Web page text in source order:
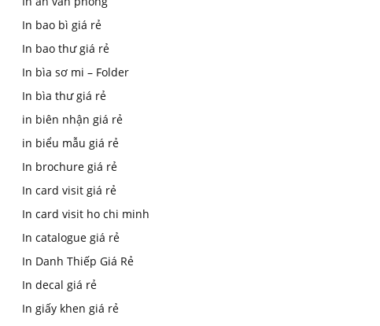
In bao bì giá rẻ
In bao thư giá rẻ
In bìa sơ mi – Folder
In bìa thư giá rẻ
in biên nhận giá rẻ
in biểu mẫu giá rẻ
In brochure giá rẻ
In card visit giá rẻ
In card visit ho chi minh
In catalogue giá rẻ
In Danh Thiếp Giá Rẻ
In decal giá rẻ
In giấy khen giá rẻ